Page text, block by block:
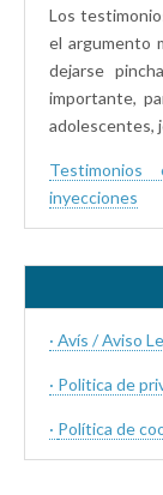
Los
el argumento
dejarse
importante,
adolescentes,
inyecciones
· Avís / Aviso
· Politica de
· Política de